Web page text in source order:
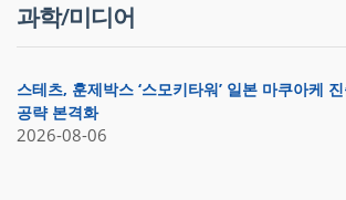
과학/미디어
스테츠, 훈제박스 ‘스모키타워’ 일본 마쿠아케
공략 본격화
2026-08-06